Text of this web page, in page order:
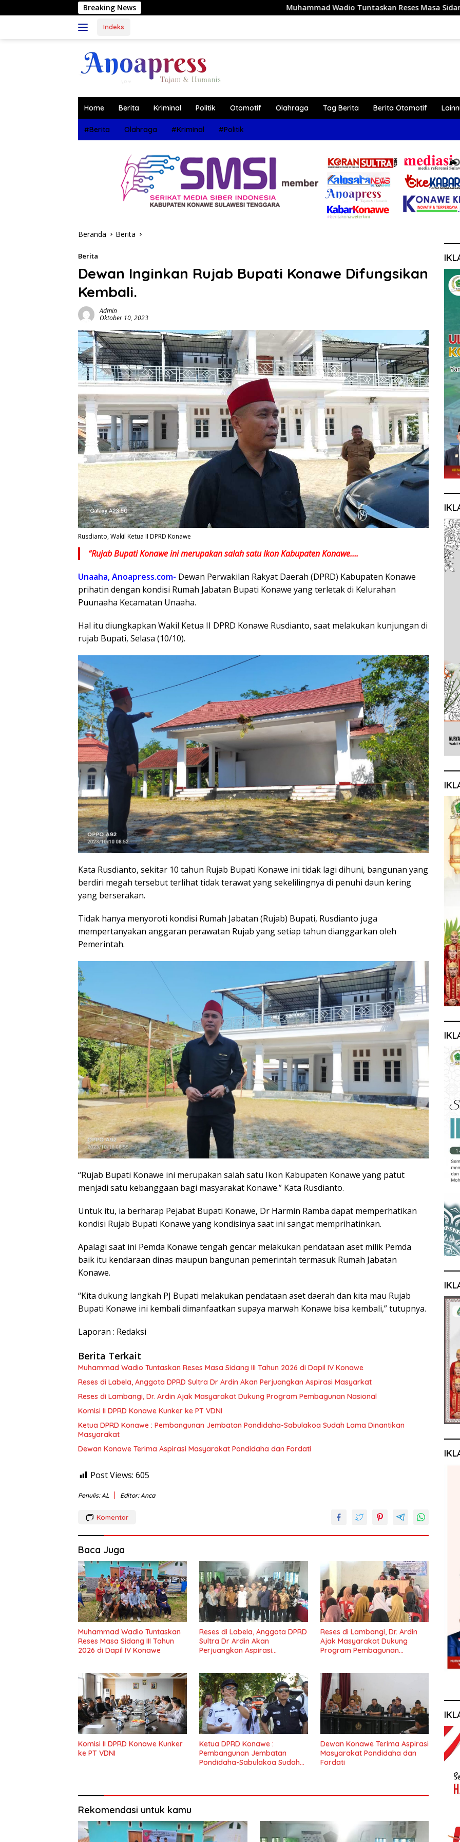
ke
Breaking News Muhammad Wadio Tuntaskan Reses Masa Sidang III Tahun 2026 di
Indeks
Home Berita Kriminal Politik Otomotif Olahraga Tag Berita Berita Otomotif
#Berita Olahraga #Kriminal #Politik
Beranda Berita
Berita
Dewan Inginkan Rujab Bupati Konawe Difungsikan
Kembali.
Admin
Oktober 10, 2023
Rusdianto, Wakil Ketua II DPRD Konawe
“Rujab Bupati Konawe ini merupakan salah satu Ikon Kabupaten Konawe….
Unaaha, Anoapress.com- Dewan Perwakilan Rakyat Daerah (DPRD) Kabupaten Konawe
prihatin dengan kondisi Rumah Jabatan Bupati Konawe yang terletak di Kelurahan
Puunaaha Kecamatan Unaaha.
Hal itu diungkapkan Wakil Ketua II DPRD Konawe Rusdianto, saat melakukan kunjungan di
rujab Bupati, Selasa (10/10).
Kata Rusdianto, sekitar 10 tahun Rujab Bupati Konawe ini tidak lagi dihuni, bangunan yang
berdiri megah tersebut terlihat tidak terawat yang sekelilingnya di penuhi daun kering
yang berserakan.
Tidak hanya menyoroti kondisi Rumah Jabatan (Rujab) Bupati, Rusdianto juga
mempertanyakan anggaran perawatan Rujab yang setiap tahun dianggarkan oleh
Pemerintah.
“Rujab Bupati Konawe ini merupakan salah satu Ikon Kabupaten Konawe yang patut
menjadi satu kebanggaan bagi masyarakat Konawe.” Kata Rusdianto.
Untuk itu, ia berharap Pejabat Bupati Konawe, Dr Harmin Ramba dapat memperhatikan
kondisi Rujab Bupati Konawe yang kondisinya saat ini sangat memprihatinkan.
Apalagi saat ini Pemda Konawe tengah gencar melakukan pendataan aset milik Pemda
baik itu kendaraan dinas maupun bangunan pemerintah termasuk Rumah Jabatan
Konawe.
“Kita dukung langkah PJ Bupati melakukan pendataan aset daerah dan kita mau Rujab
Bupati Konawe ini kembali dimanfaatkan supaya marwah Konawe bisa kembali,” tutupnya.
Laporan : Redaksi
Berita Terkait
Muhammad Wadio Tuntaskan Reses Masa Sidang III Tahun 2026 di Dapil IV Konawe
Reses di Labela, Anggota DPRD Sultra Dr Ardin Akan Perjuangkan Aspirasi Masyarkat
Reses di Lambangi, Dr. Ardin Ajak Masyarakat Dukung Program Pembagunan Nasional
Komisi II DPRD Konawe Kunker ke PT VDNI
Ketua DPRD Konawe : Pembangunan Jembatan Pondidaha-Sabulakoa Sudah Lama Dinantikan
Masyarakat
Dewan Konawe Terima Aspirasi Masyarakat Pondidaha dan Fordati
Post Views: 605
Penulis: AL Editor: Anca
Komentar
Baca Juga
Muhammad Wadio Tuntaskan
Reses Masa Sidang III Tahun
2026 di Dapil IV Konawe
Reses di Labela, Anggota DPRD
Sultra Dr Ardin Akan
Perjuangkan Aspirasi
Reses di Lambangi, Dr. Ardin
Ajak Masyarakat Dukung
Program Pembagunan
Komisi II DPRD Konawe Kunker
ke PT VDNI
Ketua DPRD Konawe :
Pembangunan Jembatan
Pondidaha-Sabulakoa Sudah
Dewan Konawe Terima Aspirasi
Masyarakat Pondidaha dan
Fordati
Rekomendasi untuk kamu